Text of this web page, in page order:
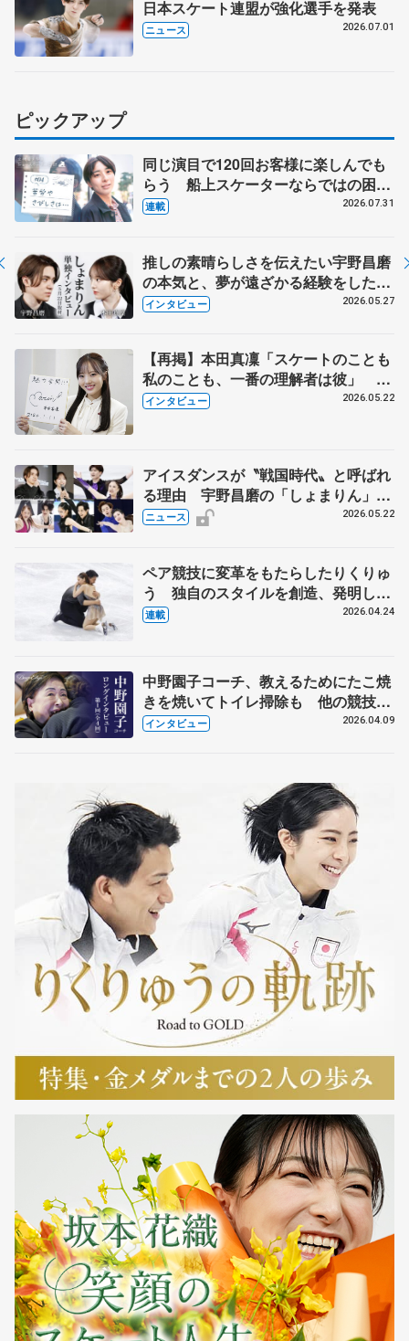
日本スケート連盟が強化選手を発表
ニュース 2026.07.01
ピックアップ
同じ演目で120回お客様に楽しんでも
らう 船上スケーターならではの困難
とは 影響あったPIW前キャプテン松
連載 2026.07.31
推しの素晴らしさを伝えたい宇野昌磨
の本気と、夢が遠ざかる経験をした本
田真凜の覚悟
インタビュー 2026.05.27
【再掲】本田真凜「スケートのことも
私のことも、一番の理解者は彼」 引
退時の単独インタビューで語った競技
インタビュー 2026.05.22
アイスダンスが〝戦国時代〟と呼ばれ
る理由 宇野昌磨の「しょまりん」ら
実力者が相次いで参戦 国内の競争激
ニュース 2026.05.22
ペア競技に変革をもたらしたりくりゅ
う 独自のスタイルを創造、発明した
【引退発表後②】
連載 2026.04.24
中野園子コーチ、教えるためにたこ焼
きを焼いてトイレ掃除も 他の競技に
も通用するという坂本花織の筋肉
インタビュー 2026.04.09